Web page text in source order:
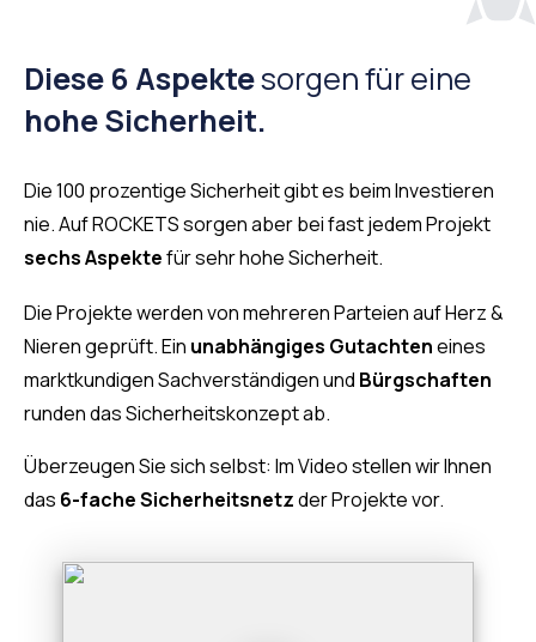
Diese 6 Aspektesorgen für eine
hohe Sicherheit.
Die 100 prozentige Sicherheit gibt es beim Investieren
nie. Auf ROCKETS sorgen aber bei fast jedem Projekt
sechsAspektefür sehr hohe Sicherheit.
Die Projekte werden von mehreren Parteien auf Herz &
Nieren geprüft. Ein unabhängiges Gutachteneines
marktkundigen Sachverständigen und Bürgschaften
runden das Sicherheitskonzept ab.
Überzeugen Sie sich selbst: Im Video stellen wir Ihnen
das 6-fache Sicherheitsnetzder Projekte vor.